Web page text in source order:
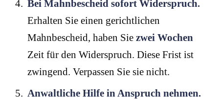
Bei Mahnbescheid sofort Widerspruch.
Erhalten Sie einen gerichtlichen
Mahnbescheid, haben Sie zwei Wochen
Zeit für den Widerspruch. Diese Frist ist
zwingend. Verpassen Sie sie nicht.
Anwaltliche Hilfe in Anspruch nehmen.